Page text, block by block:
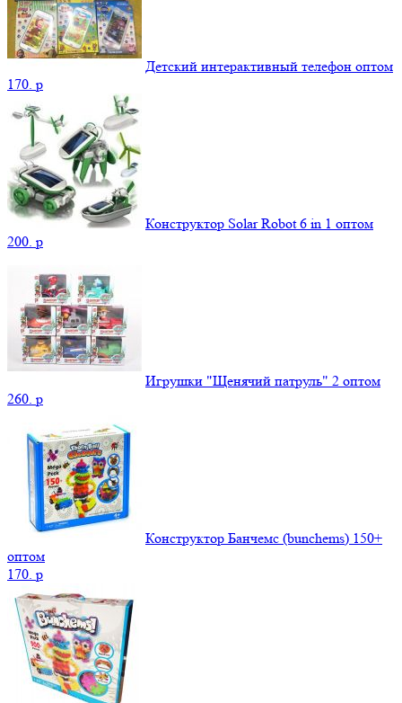
Детский интерактивный телефон оптом
170. p
Конструктор Solar Robot 6 in 1 оптом
200. p
Игрушки "Щенячий патруль" 2 оптом
260. p
Конструктор Банчемс (bunchems) 150+
оптом
170. p